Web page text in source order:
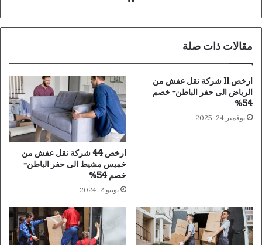
مقالات ذات صلة
ارخص 11 شركة نقل عفش من
الرياض الى حفر الباطن- خصم
54%
نوفمبر 24, 2025
ارخص 44 شركة نقل عفش من
خميس مشيط الى حفر الباطن-
خصم 54%
يونيو 2, 2024